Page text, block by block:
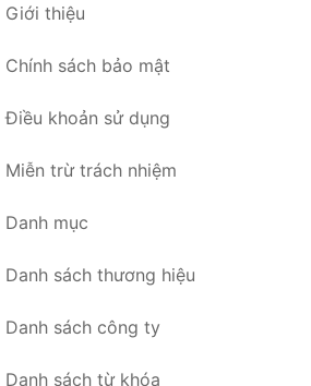
Giới thiệu
Chính sách bảo mật
Điều khoản sử dụng
Miễn trừ trách nhiệm
Danh mục
Danh sách thương hiệu
Danh sách công ty
Danh sách từ khóa